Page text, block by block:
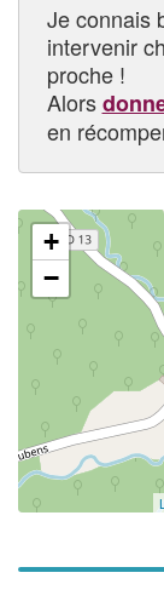
Je connais
intervenir
proche !
Alors
en
+
−